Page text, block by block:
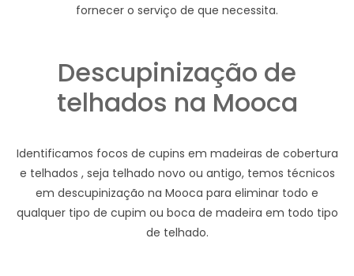
fornecer o serviço de que necessita.
Descupinização de
telhados na Mooca
Identificamos focos de cupins em madeiras de cobertura
e telhados , seja telhado novo ou antigo, temos técnicos
em descupinização na Mooca para eliminar todo e
qualquer tipo de cupim ou boca de madeira em todo tipo
de telhado.